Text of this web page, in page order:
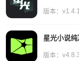
版本：
星光小说
版本：